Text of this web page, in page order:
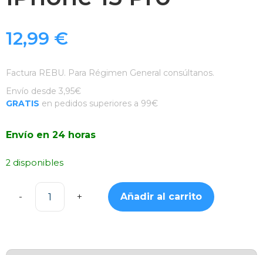
12,99 €
Factura REBU. Para Régimen General consúltanos.
Envío desde 3,95€
GRATIS en pedidos superiores a 99€
Envío en 24 horas
2 disponibles
Funda
Añadir al carrito